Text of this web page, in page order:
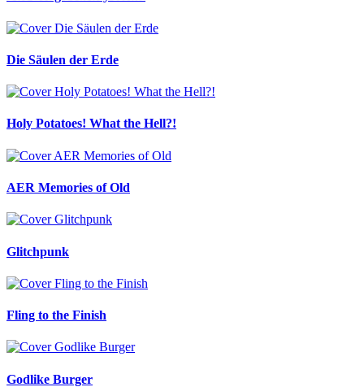
Die Säulen der Erde
Holy Potatoes! What the Hell?!
AER Memories of Old
Glitchpunk
Fling to the Finish
Godlike Burger